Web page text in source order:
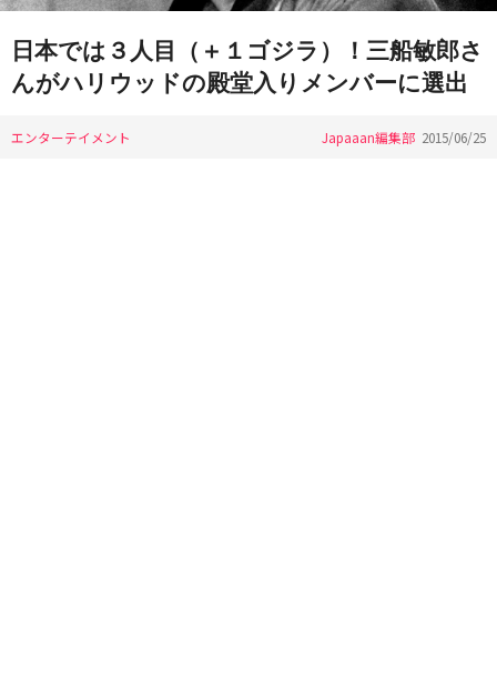
日本では３人目（＋１ゴジラ）！三船敏郎さ
んがハリウッドの殿堂入りメンバーに選出
エンターテイメント Japaaan編集部 2015/06/25